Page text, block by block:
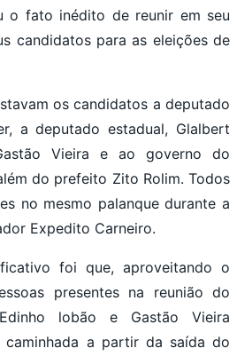
o fato inédito de reunir em seu
candidatos para as eleições de
os candidatos a deputado
a deputado estadual, Glalbert
Vieira e ao governo do
do prefeito Zito Rolim. Todos
no mesmo palanque durante a
Expedito Carneiro.
foi que, aproveitando o
presentes na reunião do
lobão e Gastão Vieira
caminhada a partir da saída do